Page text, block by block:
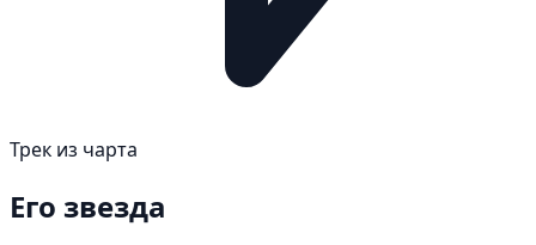
Трек из чарта
Его звезда